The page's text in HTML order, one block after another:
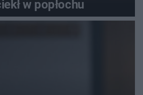
w popłochu